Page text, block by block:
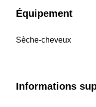
Équipement
Sèche-cheveux
Informations